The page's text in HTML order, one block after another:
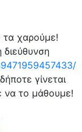
τα χαρούμε!
γίνεται
να το μάθουμε!